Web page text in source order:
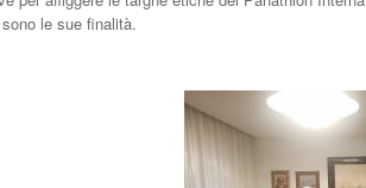
le sue finalità.